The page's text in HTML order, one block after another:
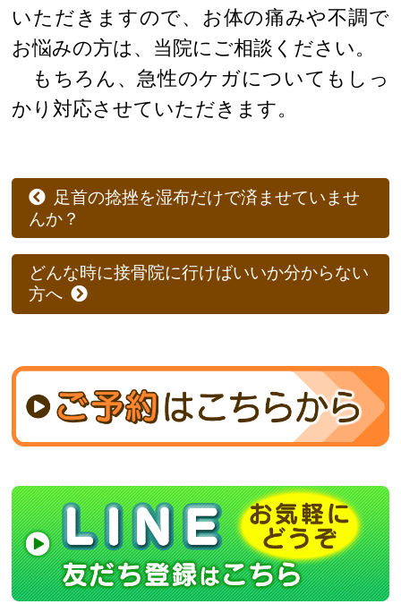
いただきますので、お体の痛みや不調で
お悩みの方は、当院にご相談ください。
もちろん、急性のケガについてもしっ
かり対応させていただきます。
足首の捻挫を湿布だけで済ませていませ
んか？
どんな時に接骨院に行けばいいか分からない
方へ